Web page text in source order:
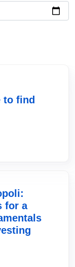
to find
for a